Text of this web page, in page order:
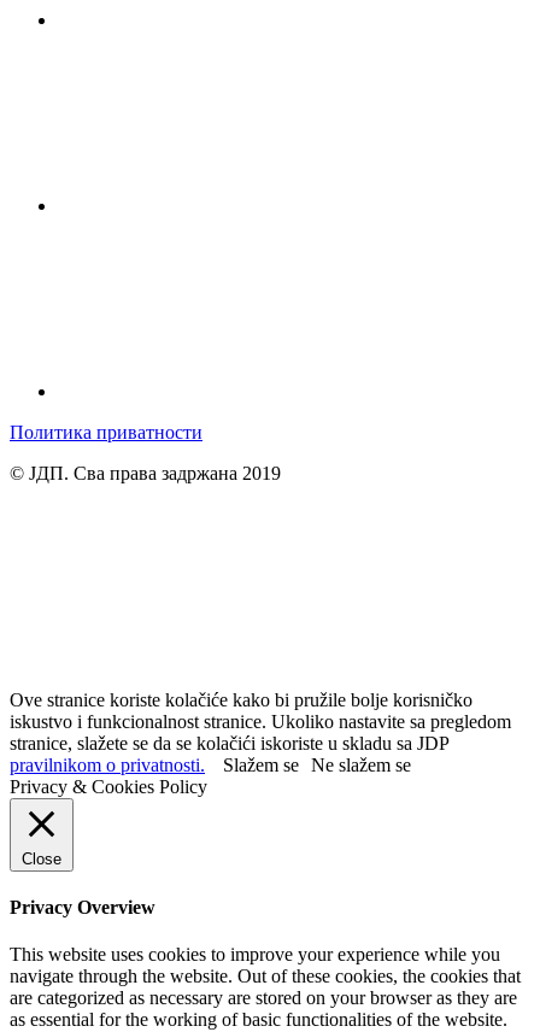
Политика приватности
© ЈДП. Сва права задржана 2019
Ove stranice koriste kolačiće kako bi pružile bolje korisničko
iskustvo i funkcionalnost stranice. Ukoliko nastavite sa pregledom
stranice, slažete se da se kolačići iskoriste u skladu sa JDP
pravilnikom o privatnosti.
Slažem se Ne slažem se
Privacy & Cookies Policy
Close
Privacy Overview
This website uses cookies to improve your experience while you
navigate through the website. Out of these cookies, the cookies that
are categorized as necessary are stored on your browser as they are
as essential for the working of basic functionalities of the website.